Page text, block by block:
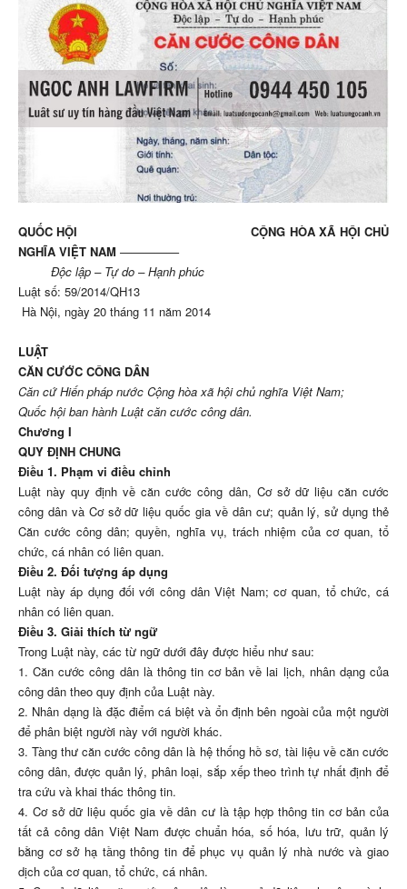
QUỐC HỘI CỘNG HÒA XÃ HỘI CHỦ
NGHĨA VIỆT NAM —————
Độc lập – Tự do – Hạnh phúc
Luật số: 59/2014/QH13
Hà Nội, ngày 20 tháng 11 năm 2014
LUẬT
CĂN CƯỚC CÔNG DÂN
Căn cứHiến pháp nước Cộng hòa xã hội chủ nghĩa Việt Nam;
Quốc hội ban hành Luật căn cước công dân.
Chương I
QUY ĐỊNH CHUNG
Điều 1. Phạm vi điều chỉnh
Luật này quy định về căn cước công dân, Cơ sở dữ liệu căn cước
công dân và Cơ sở dữ liệu quốc gia về dân cư; quản lý, sử dụng thẻ
Căn cước công dân; quyền, nghĩa vụ, trách nhiệm của cơ quan, tổ
chức, cá nhân có liên quan.
Điều 2. Đối tượng áp dụng
Luật này áp dụng đối với công dân Việt Nam; cơ quan, tổ chức, cá
nhân có liên quan.
Điều 3. Giải thích từ ngữ
Trong Luật này, các từ ngữ dưới đây được hiểu như sau:
1. Căn cước công dân là thông tin cơ bản về lai lịch, nhân dạng của
công dân theo quy định của Luật này.
2. Nhân dạng là đặc điểm cá biệt và ổn định bên ngoài của một người
để phân biệt người này với người khác.
3. Tàng thư căn cước công dân là hệ thống hồ sơ, tài liệu về căn cước
công dân, được quản lý, phân loại, sắp xếp theo trình tự nhất định để
tra cứu và khai thác thông tin.
4. Cơ sở dữ liệu quốc gia về dân cư là tập hợp thông tin cơ bản của
tất cả công dân Việt Nam được chuẩn hóa, số hóa, lưu trữ, quản lý
bằng cơ sở hạ tầng thông tin để phục vụ quản lý nhà nước và giao
dịch của cơ quan, tổ chức, cá nhân.